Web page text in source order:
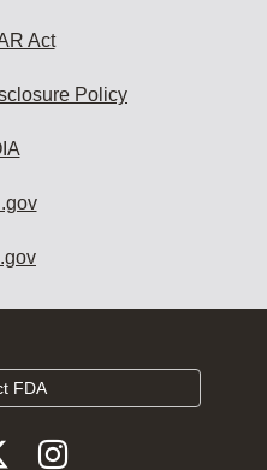
Act
Policy
FDA
FollowFollow